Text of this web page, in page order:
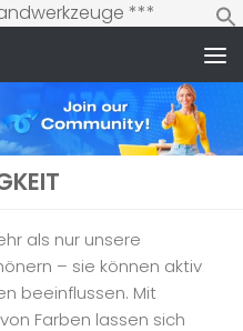
***
als nur unsere
– sie können aktiv
beeinflussen. Mit
Farben lassen sich